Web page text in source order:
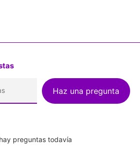
Haz una pregunta
preguntas todavía